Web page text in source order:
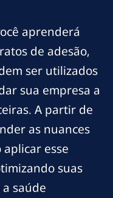
aprenderá
de adesão,
ser utilizados
sua empresa a
A partir de
as nuances
esse
suas
saúde